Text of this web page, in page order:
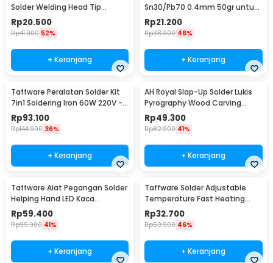
Solder Welding Head Tip
Cleaning
Rp20.500
Rp41.900 52%
+ Keranjang
Sn30/Pb70 0.4mm 50gr untuk
PCB Elektronik 0.4mm
Rp21.200
Rp38.900 46%
+ Keranjang
Taffware Peralatan Solder Kit
7in1 Soldering Iron 60W 220V -
CS-31 E
Rp93.100
Rp144.900 36%
+ Keranjang
AH Royal Slap-Up Solder Lukis
Pyrography Wood Carving
Soldering Iron - PAC904
Rp49.300
Rp82.900 41%
+ Keranjang
Taffware Alat Pegangan Solder
Helping Hand LED Kaca
Pembesar 3.5X - TE-801
Rp59.400
Rp99.900 41%
+ Keranjang
Taffware Solder Adjustable
Temperature Fast Heating
60W with 5 Tips - CS-31 A
Rp32.700
Rp59.900 46%
+ Keranjang